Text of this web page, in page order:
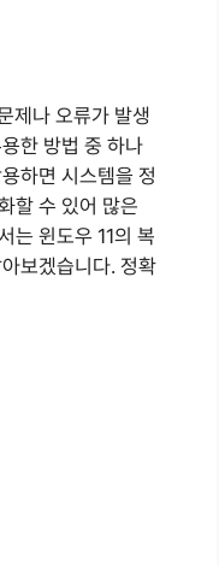
제나 오류가 발생
한 방법 중 하나
하면 시스템을 정
할 수 있어 많은
는 윈도우 11의 복
보겠습니다. 정확